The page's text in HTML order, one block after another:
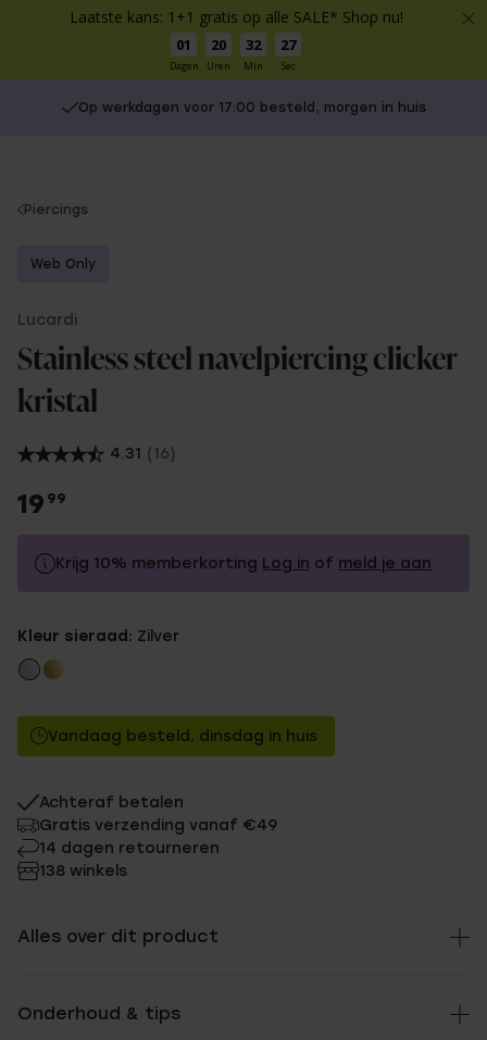
Laatste kans: 1+1 gratis op alle SALE* Shop nu!
01
Dagen
20
Uren
32
Min
27
Sec
Op werkdagen voor 17:00 besteld, morgen in huis
You
here:
Piercings
Web Only
Lucardi
Stainless steel navelpiercing clicker
kristal
4.31 (16)
19 99
Krijg 10% memberkorting Log in of meld je aan
Zonder memberkorting
Kleur sieraad: Zilver
Vandaag besteld, dinsdag in huis
Achteraf betalen
Gratis verzending vanaf €49
14 dagen retourneren
138 winkels
Alles over dit product
Onderhoud & tips